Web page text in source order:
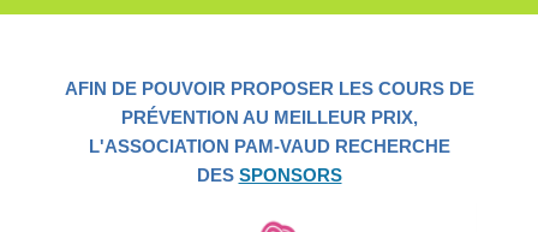
AFIN DE POUVOIR PROPOSER LES COURS DE
PRÉVENTION AU MEILLEUR PRIX,
L'ASSOCIATION PAM-VAUD RECHERCHE
DES SPONSORS